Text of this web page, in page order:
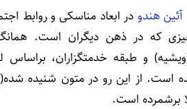
آئین هندو در ابعاد مناسکی و روابط
که در ذهن دیگران است.
(ویشیه) و طبقه خدمتگزاران،
است. از این رو در متون شنیده
برشمرده است.